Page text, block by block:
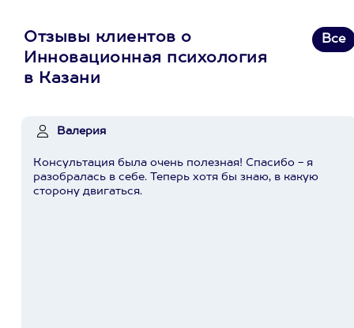
Отзывы клиентов о
Инновационная психология
в Казани
Все
Валерия
Консультация была очень полезная! Спасибо - я
разобралась в себе. Теперь хотя бы знаю, в какую
сторону двигаться.